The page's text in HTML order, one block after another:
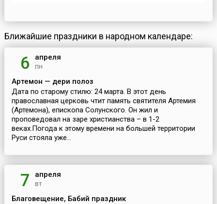
Ближайшие праздники в народном календаре:
6 апреля
пн
Артемон — дери полоз
Дата по старому стилю: 24 марта. В этот день
православная церковь чтит память святителя Артемия
(Артемона), епископа Солунского. Он жил и
проповедовал на заре христианства – в 1-2
веках.Погода к этому времени на большей территории
Руси стояла уже...
7 апреля
вт
Благовещение, Бабий праздник